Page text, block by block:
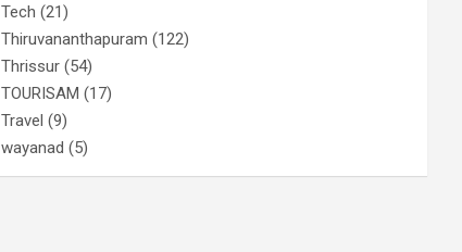
Tech (21)
Thiruvananthapuram (122)
Thrissur (54)
TOURISAM (17)
Travel (9)
wayanad (5)